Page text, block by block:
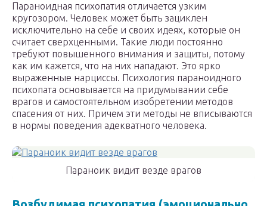
Параноидная психопатия отличается узким
кругозором. Человек может быть зациклен
исключительно на себе и своих идеях, которые он
считает сверхценными. Такие люди постоянно
требуют повышенного внимания и защиты, потому
как им кажется, что на них нападают. Это ярко
выраженные нарциссы. Психология параноидного
психопата основывается на придумывании себе
врагов и самостоятельном изобретении методов
спасения от них. Причем эти методы не вписываются
в нормы поведения адекватного человека.
Параноик видит везде врагов